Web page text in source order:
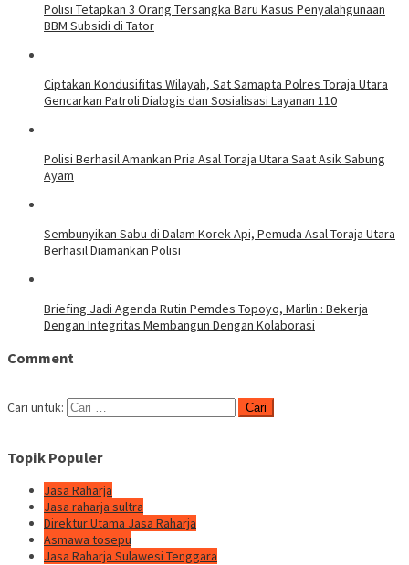
Polisi Tetapkan 3 Orang Tersangka Baru Kasus Penyalahgunaan
BBM Subsidi di Tator
Ciptakan Kondusifitas Wilayah, Sat Samapta Polres Toraja Utara
Gencarkan Patroli Dialogis dan Sosialisasi Layanan 110
Polisi Berhasil Amankan Pria Asal Toraja Utara Saat Asik Sabung
Ayam
Sembunyikan Sabu di Dalam Korek Api, Pemuda Asal Toraja Utara
Berhasil Diamankan Polisi
Briefing Jadi Agenda Rutin Pemdes Topoyo, Marlin : Bekerja
Dengan Integritas Membangun Dengan Kolaborasi
Comment
Cari untuk:
Topik Populer
Jasa Raharja
Jasa raharja sultra
Direktur Utama Jasa Raharja
Asmawa tosepu
Jasa Raharja Sulawesi Tenggara